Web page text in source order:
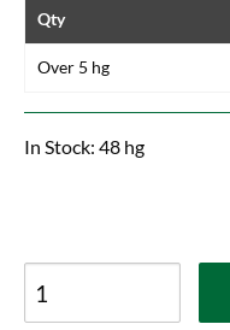
Qty
Over 5 hg
In Stock: 48 hg